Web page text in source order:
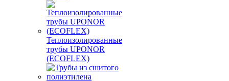
Теплоизолированные
трубы UPONOR
(ECOFLEX)